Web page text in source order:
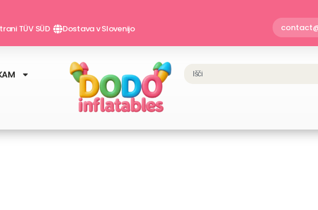
TÜV SÜD Dostava v Slovenijo
Search